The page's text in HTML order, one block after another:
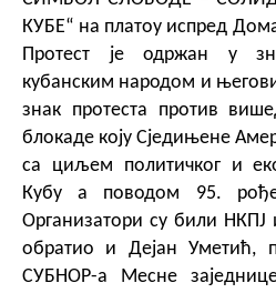
КУБЕ“ на платоу испред
Протест је одржан у
кубанским народом и
знак протеста против
блокаде коју Сједињене
са циљем политичког и
Кубу а поводом 95.
Организатори су били
обратио и Дејан Уметић,
СУБНОР-а Месне